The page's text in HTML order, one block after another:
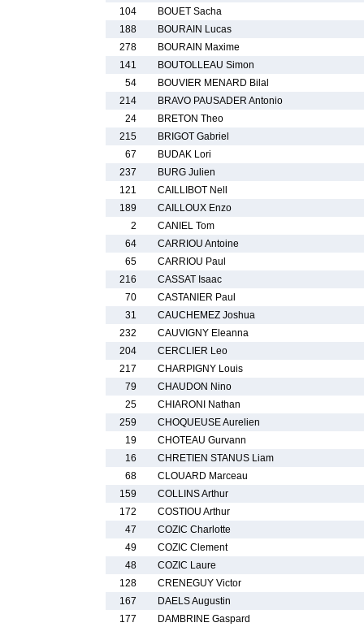
104
BOUET Sacha
188
BOURAIN Lucas
278
BOURAIN Maxime
141
BOUTOLLEAU Simon
54
BOUVIER MENARD Bilal
214
BRAVO PAUSADER Antonio
24
BRETON Theo
215
BRIGOT Gabriel
67
BUDAK Lori
237
BURG Julien
121
CAILLIBOT Nell
189
CAILLOUX Enzo
2
CANIEL Tom
64
CARRIOU Antoine
65
CARRIOU Paul
216
CASSAT Isaac
70
CASTANIER Paul
31
CAUCHEMEZ Joshua
232
CAUVIGNY Eleanna
204
CERCLIER Leo
217
CHARPIGNY Louis
79
CHAUDON Nino
25
CHIARONI Nathan
259
CHOQUEUSE Aurelien
19
CHOTEAU Gurvann
16
CHRETIEN STANUS Liam
68
CLOUARD Marceau
159
COLLINS Arthur
172
COSTIOU Arthur
47
COZIC Charlotte
49
COZIC Clement
48
COZIC Laure
128
CRENEGUY Victor
167
DAELS Augustin
177
DAMBRINE Gaspard